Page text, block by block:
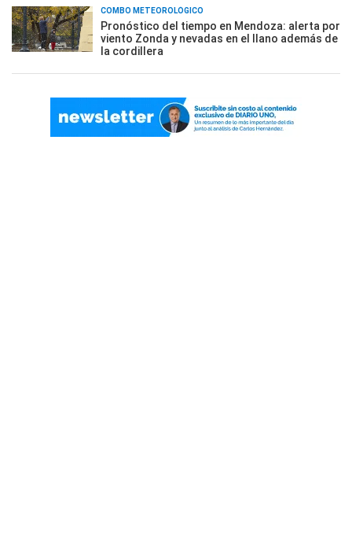
COMBO METEOROLÓGICO
Pronóstico del tiempo en Mendoza: alerta por
viento Zonda y nevadas en el llano además de
la cordillera